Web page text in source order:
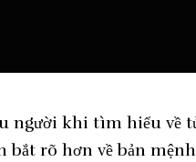
người khi tìm hiểu về
rõ hơn về bản